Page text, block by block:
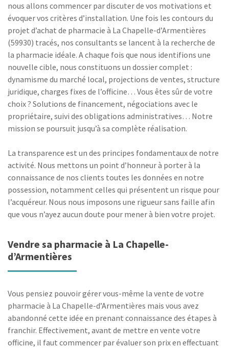
nous allons commencer par discuter de vos motivations et
évoquer vos critères d’installation. Une fois les contours du
projet d’achat de pharmacie à La Chapelle-d’Armentières
(59930) tracés, nos consultants se lancent à la recherche de
la pharmacie idéale. A chaque fois que nous identifions une
nouvelle cible, nous constituons un dossier complet :
dynamisme du marché local, projections de ventes, structure
juridique, charges fixes de l’officine… Vous êtes sûr de votre
choix ? Solutions de financement, négociations avec le
propriétaire, suivi des obligations administratives… Notre
mission se poursuit jusqu’à sa complète réalisation.
La transparence est un des principes fondamentaux de notre
activité. Nous mettons un point d’honneur à porter à la
connaissance de nos clients toutes les données en notre
possession, notamment celles qui présentent un risque pour
l’acquéreur. Nous nous imposons une rigueur sans faille afin
que vous n’ayez aucun doute pour mener à bien votre projet.
Vendre sa pharmacie à La Chapelle-
d’Armentières
Vous pensiez pouvoir gérer vous-même la vente de votre
pharmacie à La Chapelle-d’Armentières mais vous avez
abandonné cette idée en prenant connaissance des étapes à
franchir. Effectivement, avant de mettre en vente votre
officine, il faut commencer par évaluer son prix en effectuant